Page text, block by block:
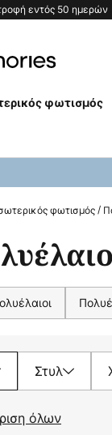
εντός 50 ημερών
φωτισμός
φωτισμός
Στυλ
όλων